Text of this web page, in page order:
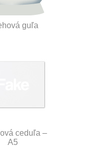
guľa
ceduľa –
A5